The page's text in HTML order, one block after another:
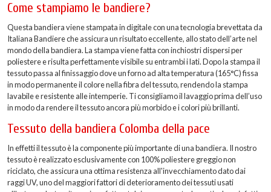
Come stampiamo le bandiere?
Questa bandiera viene stampata in digitale con una tecnologia brevettata da
Italiana Bandiere che assicura un risultato eccellente, allo stato dell’arte nel
mondo della bandiera. La stampa viene fatta con inchiostri dispersi per
poliestere e risulta perfettamente visibile su entrambi i lati. Dopo la stampa il
tessuto passa al finissaggio dove un forno ad alta temperatura (165°C) fissa
in modo permanente il colore nella fibra del tessuto, rendendo la stampa
lavabile e resistente alle intemperie. Ti consigliamo il lavaggio prima dell’uso
in modo da rendere il tessuto ancora più morbido e i colori più brillanti.
Tessuto della bandiera Colomba della pace
In effetti il tessuto è la componente più importante di una bandiera. Il nostro
tessuto è realizzato esclusivamente con 100% poliestere greggio non
riciclato, che assicura una ottima resistenza all'invecchiamento dato dai
raggi UV, uno del maggiori fattori di deterioramento dei tessuti usati